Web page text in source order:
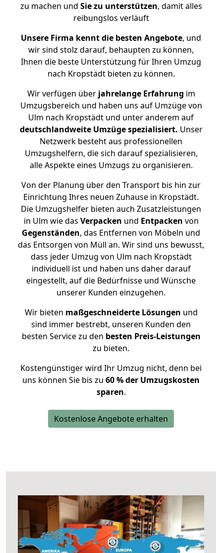
zu machen und Sie zu unterstützen, damit alles
reibungslos verläuft
Unsere Firma kennt die besten Angebote, und
wir sind stolz darauf, behaupten zu können,
Ihnen die beste Unterstützung für Ihren Umzug
nach Kropstädt bieten zu können.
Wir verfügen überjahrelange Erfahrung im
Umzugsbereich und haben uns auf Umzüge von
Ulm nach Kropstädt und unter anderem auf
deutschlandweite Umzüge spezialisiert. Unser
Netzwerk besteht aus professionellen
Umzugshelfern, die sich darauf spezialisieren,
alle Aspekte eines Umzugs zu organisieren.
Von der Planung über den Transport bis hin zur
Einrichtung Ihres neuen Zuhause in Kropstädt.
Die Umzugshelfer bieten auch Zusatzleistungen
in Ulm wie das Verpacken und Entpacken von
Gegenständen, das Entfernen von Möbeln und
das Entsorgen von Müll an. Wir sind uns bewusst,
dass jeder Umzug von Ulm nach Kropstädt
individuell ist und haben uns daher darauf
eingestellt, auf die Bedürfnisse und Wünsche
unserer Kunden einzugehen.
Wir bieten maßgeschneiderte Lösungen und
sind immer bestrebt, unseren Kunden den
besten Service zu den besten Preis-Leistungen
zu bieten.
Kostengünstiger wird Ihr Umzug nicht, denn bei
uns können Sie bis zu 60 % der Umzugskosten
sparen.
Kostenlose Angebote erhalten